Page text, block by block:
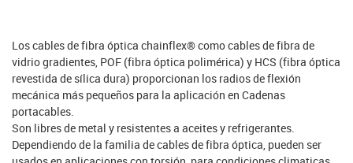
Los cables de fibra óptica chainflex® como cables de fibra de
vidrio gradientes, POF (fibra óptica polimérica) y HCS (fibra óptica
revestida de sílica dura) proporcionan los radios de flexión
mecánica más pequeños para la aplicación en Cadenas
portacables.
Son libres de metal y resistentes a aceites y refrigerantes.
Dependiendo de la familia de cables de fibra óptica, pueden ser